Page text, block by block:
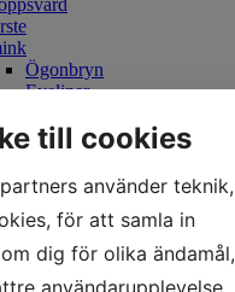
Ögonbryn
Eyeliner
Kajalpenna
Primer
Concealer
CC Cream
Foundation
Läppenna
Puder
Läppstift
till cookies
använder teknik,
för att samla in
dig för olika ändamål,
användarupplevelse,